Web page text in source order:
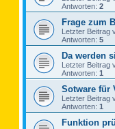
Antworten: 2
Frage zum
Letzter Beitrag
Antworten: 5
Da werden
Letzter Beitrag
Antworten: 1
Sotware für
Letzter Beitrag
Antworten: 1
Funktion